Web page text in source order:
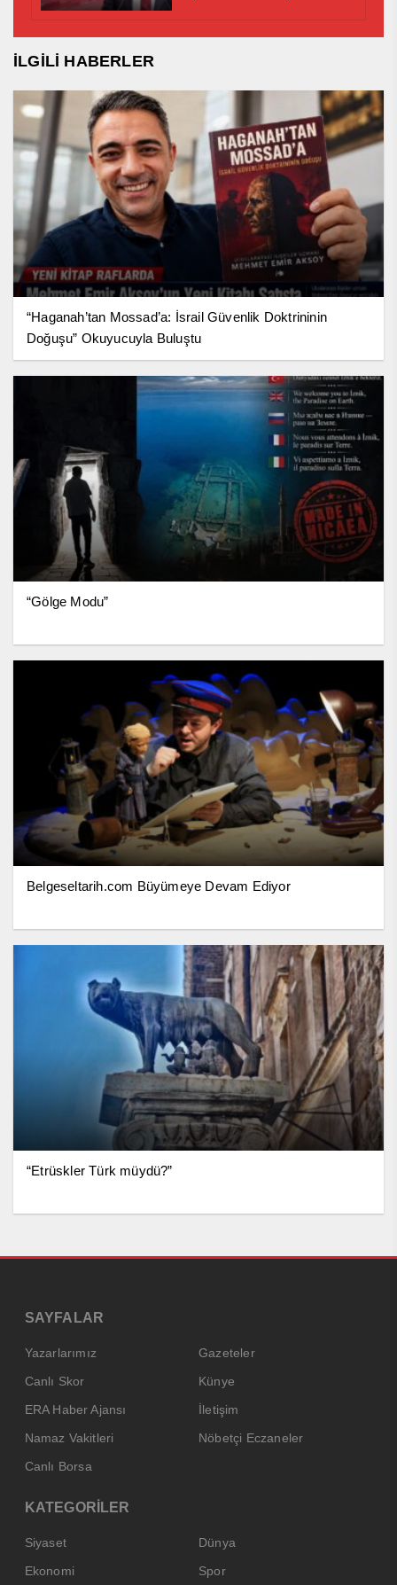
İLGİLİ HABERLER
“Haganah’tan Mossad’a: İsrail Güvenlik Doktrininin
Doğuşu” Okuyucuyla Buluştu
“Gölge Modu”
Belgeseltarih.com Büyümeye Devam Ediyor
“Etrüskler Türk müydü?”
SAYFALAR
Yazarlarımız
Gazeteler
Canlı Skor
Künye
ERA Haber Ajansı
İletişim
Namaz Vakitleri
Nöbetçi Eczaneler
Canlı Borsa
KATEGORİLER
Siyaset
Dünya
Ekonomi
Spor